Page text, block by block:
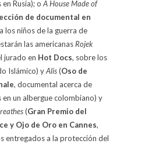
Rusia); o A House Made of
de documental en
los niños de la guerra de
las americanas Rojek
jurado en Hot Docs, sobre los
Islámico) yAlis(Oso de
, documental acerca de
en un albergue colombiano) y
(Gran Premio del
y Ojo de Oro en Cannes,
entregados a la protección del